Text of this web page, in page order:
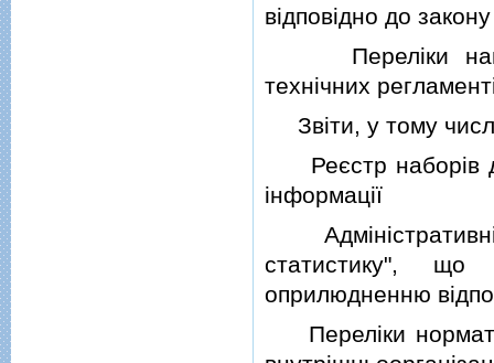
вiдповiдно до
Перелiки
технiчних
Звiти, у тому
Реєстр наборiв
iнформацiї
Адмiнiстративнi
статистику", що
оприлюдненню
Перелiки